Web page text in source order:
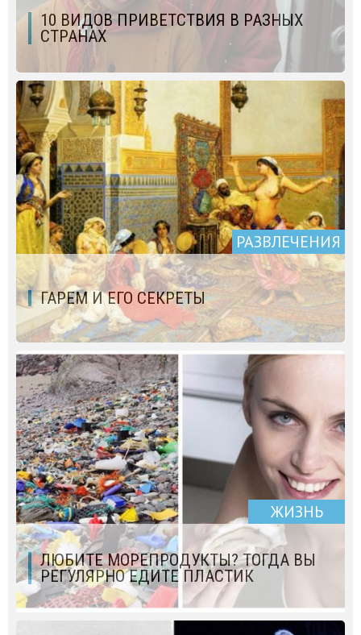
10 ВИДОВ ПРИВЕТСТВИЯ В РАЗНЫХ
СТРАНАХ
РАЗВЛЕЧЕНИЯ
ГАРЕМ И ЕГО СЕКРЕТЫ
ЖИЗНЬ
ЛЮБИТЕ МОРЕПРОДУКТЫ? ТОГДА ВЫ
РЕГУЛЯРНО ЕДИТЕ ПЛАСТИК